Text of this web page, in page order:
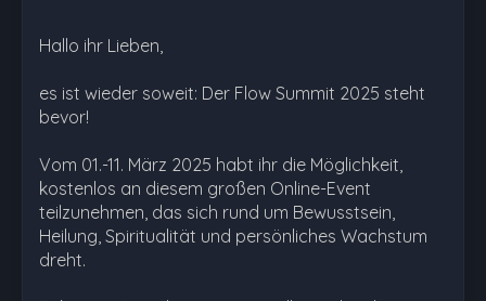
Hallo ihr Lieben,
es ist wieder soweit: Der Flow Summit 2025 steht
bevor!
Vom 01.-11. März 2025 habt ihr die Möglichkeit,
kostenlos an diesem großen Online-Event
teilzunehmen, das sich rund um Bewusstsein,
Heilung, Spiritualität und persönliches Wachstum
dreht.